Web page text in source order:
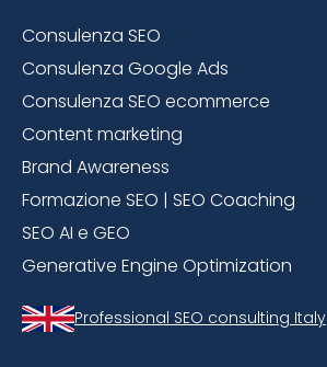
Consulenza SEO
Consulenza Google Ads
Consulenza SEO ecommerce
Content marketing
Brand Awareness
Formazione SEO | SEO Coaching
SEO AI e GEO
Generative Engine Optimization
Professional SEO consulting Italy